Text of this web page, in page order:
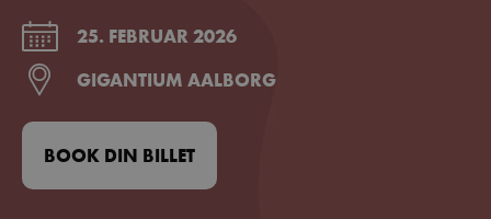
25. FEBRUAR 2026
GIGANTIUM AALBORG
BOOK DIN BILLET